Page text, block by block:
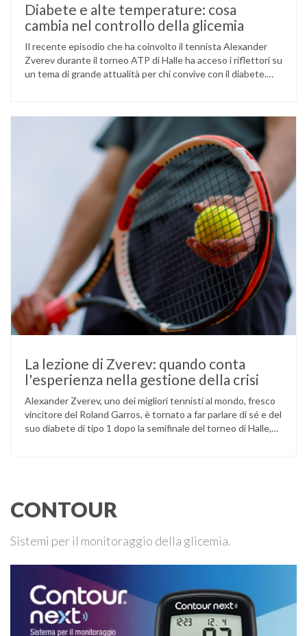
Diabete e alte temperature: cosa
cambia nel controllo della glicemia
Il recente episodio che ha coinvolto il tennista Alexander
Zverev durante il torneo ATP di Halle ha acceso i riflettori su
un tema di grande attualità per chi convive con il diabete.
glucosio lo aveva portato …
La lezione di Zverev: quando conta
l'esperienza nella gestione della crisi
Alexander Zverev, uno dei migliori tennisti al mondo, fresco
vincitore del Roland Garros, è tornato a far parlare di sé e del
suo diabete di tipo 1 dopo la semifinale del torneo di Halle,
CONTOUR
Sistemi per il monitoraggio della glicemia.